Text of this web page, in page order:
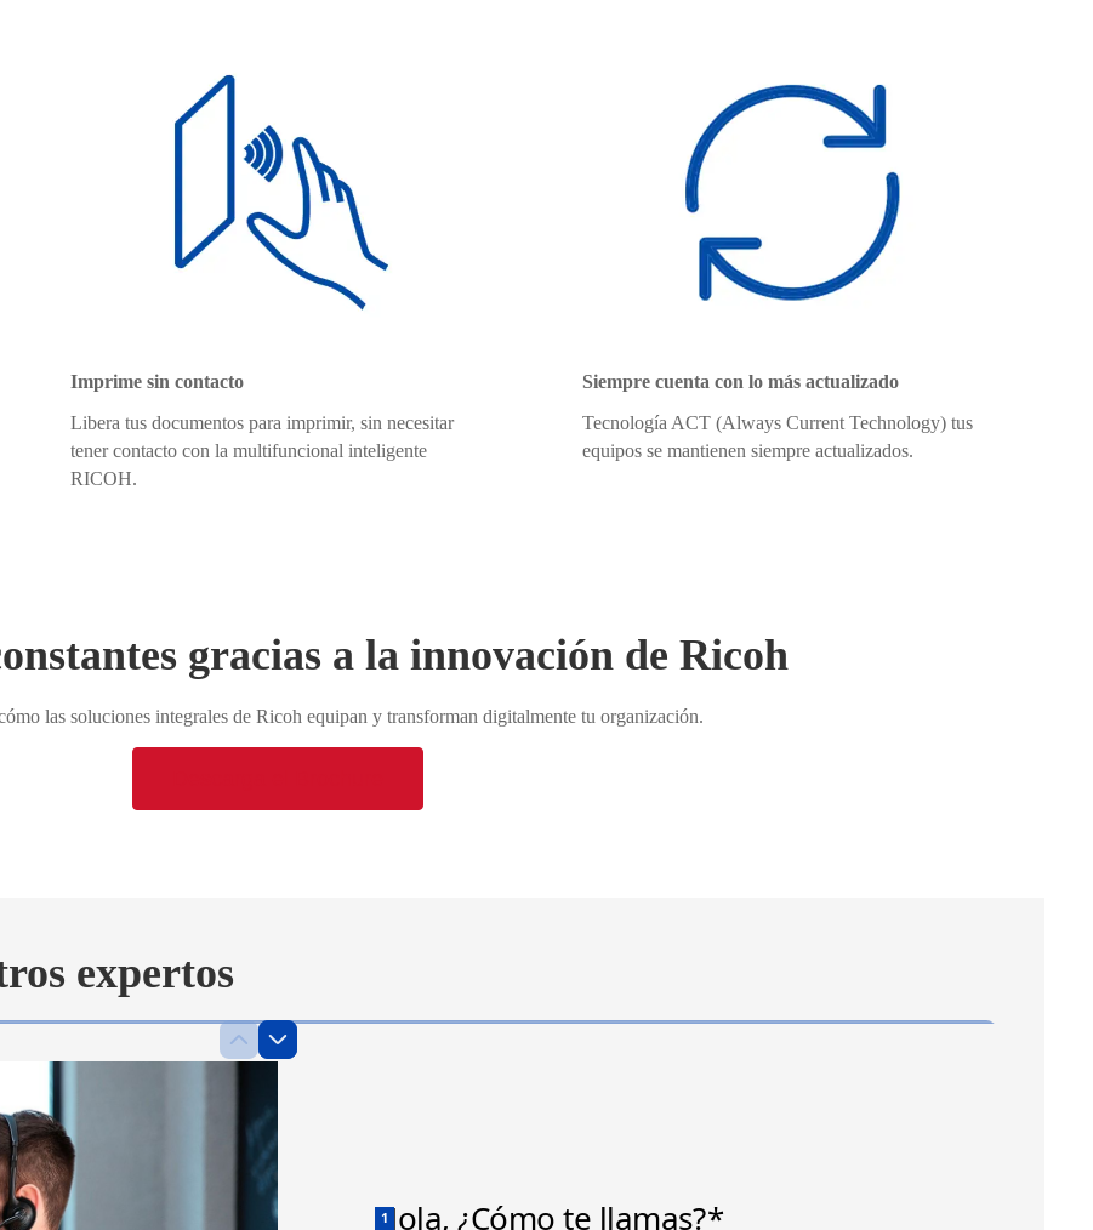
Imprime sin contacto
Libera tus documentos para imprimir, sin necesitar
tener contacto con la multifuncional inteligente
RICOH.
Siempre cuenta con lo más actualizado
Tecnología ACT (Always Current Technology) tus
equipos se mantienen siempre actualizados.
gracias a la innovación de Ricoh
las soluciones integrales de Ricoh equipan y transforman digitalmente tu organización.
expertos